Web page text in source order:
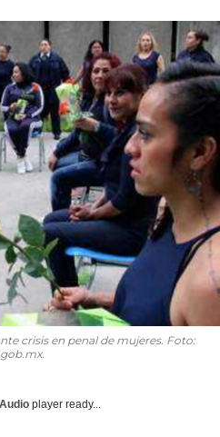
crisis en penal de mujeres. Foto:
player ready...